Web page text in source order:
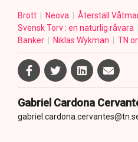
Brott Neova
Återställ
Svensk Torv : en naturlig råvara
Banker
Niklas Wykman TN
Gabriel Cardona